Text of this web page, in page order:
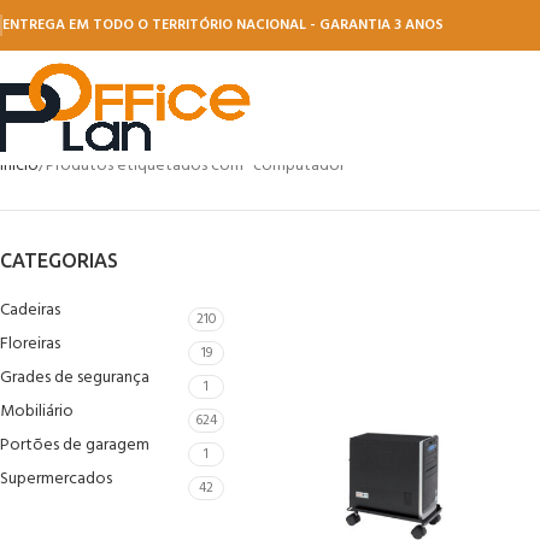
ENTREGA EM TODO O TERRITÓRIO NACIONAL - GARANTIA 3 ANOS
Início Produtos etiquetados com “computador”
CATEGORIAS
Cadeiras 210
Floreiras 19
Grades de segurança 1
Mobiliário 624
Portões de garagem 1
Supermercados 42